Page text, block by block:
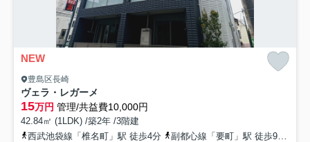
NEW
豊島区長崎
ヴェラ・レガーメ
15万円 管理/共益費10,000円
42.84㎡ (1LDK) /築2年 /3階建
西武池袋線「椎名町」駅 徒歩4分
副都心線「要町」駅 徒歩9分